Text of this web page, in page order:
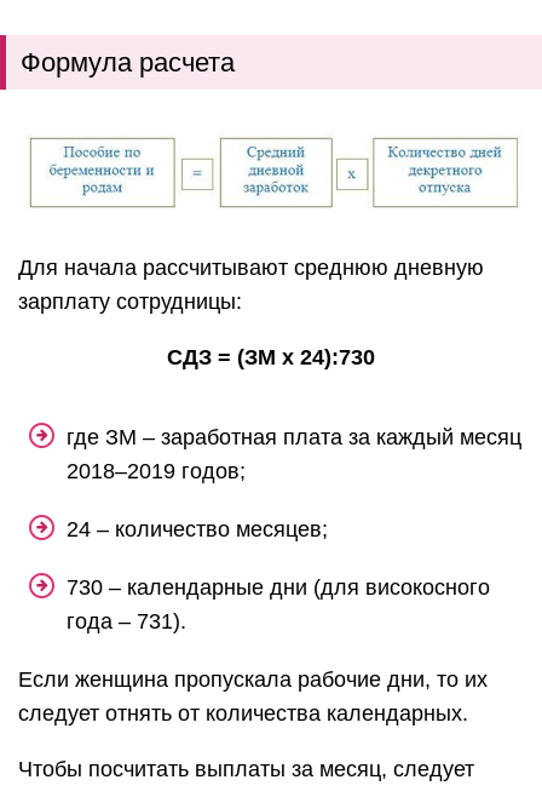
Формула расчета
Для начала рассчитывают среднюю дневную
зарплату сотрудницы:
СДЗ = (ЗМ х 24):730
где ЗМ – заработная плата за каждый месяц
2018–2019 годов;
24 – количество месяцев;
730 – календарные дни (для високосного
года – 731).
Если женщина пропускала рабочие дни, то их
следует отнять от количества календарных.
Чтобы посчитать выплаты за месяц, следует